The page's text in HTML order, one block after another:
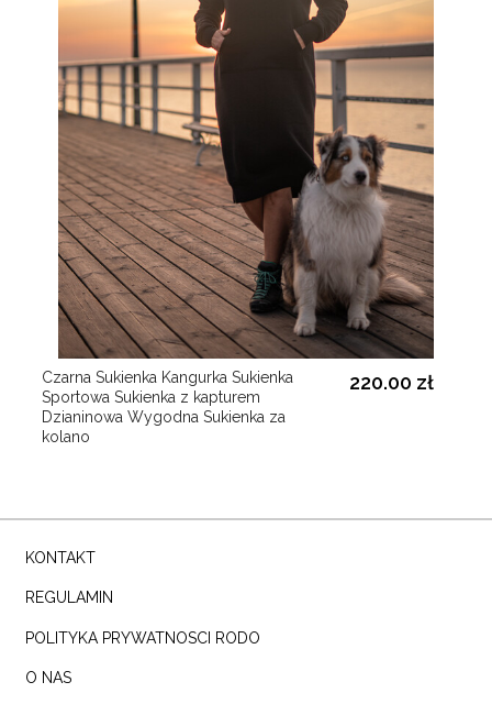
Czarna Sukienka Kangurka Sukienka
Sportowa Sukienka z kapturem
Dzianinowa Wygodna Sukienka za
kolano
220.00 zł
KONTAKT
REGULAMIN
POLITYKA PRYWATNOSCI RODO
O NAS